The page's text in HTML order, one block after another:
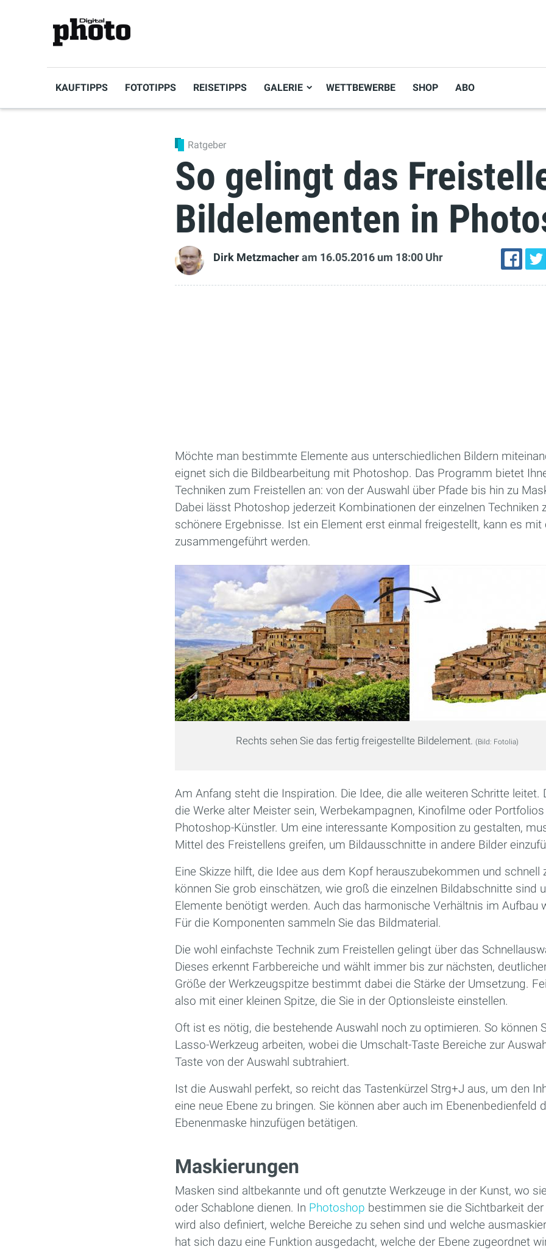
KAUFTIPPS FOTOTIPPS REISETIPPS GALERIE WETTBEWERBE SHOP ABO
Ratgeber
So gelingt das
Bildelementen in
Dirk Metzmacher am 16.05.2016 um 18:00 Uhr
Möchte man bestimmte Elemente aus unterschiedlichen Bildern
eignet sich die Bildbearbeitung mit Photoshop. Das Programm bietet
Techniken zum Freistellen an: von der Auswahl über Pfade bis hin zu
Dabei lässt Photoshop jederzeit Kombinationen der einzelnen Techniken
schönere Ergebnisse. Ist ein Element erst einmal freigestellt, kann es mit
zusammengeführt werden.
Rechts sehen Sie das fertig freigestellte Bildelement. (Bild: Fotolia)
Am Anfang steht die Inspiration. Die Idee, die alle weiteren Schritte leitet.
die Werke alter Meister sein, Werbekampagnen, Kinofilme oder
Photoshop-Künstler. Um eine interessante Komposition zu gestalten,
Mittel des Freistellens greifen, um Bildausschnitte in andere Bilder
Eine Skizze hilft, die Idee aus dem Kopf herauszubekommen und schnell
können Sie grob einschätzen, wie groß die einzelnen Bildabschnitte sind
Elemente benötigt werden. Auch das harmonische Verhältnis im Aufbau
Für die Komponenten sammeln Sie das Bildmaterial.
Die wohl einfachste Technik zum Freistellen gelingt über das
Dieses erkennt Farbbereiche und wählt immer bis zur nächsten,
Größe der Werkzeugspitze bestimmt dabei die Stärke der Umsetzung.
also mit einer kleinen Spitze, die Sie in der Optionsleiste einstellen.
Oft ist es nötig, die bestehende Auswahl noch zu optimieren. So können
Lasso-Werkzeug arbeiten, wobei die Umschalt-Taste Bereiche zur
Taste von der Auswahl subtrahiert.
Ist die Auswahl perfekt, so reicht das Tastenkürzel Strg+J aus, um den
eine neue Ebene zu bringen. Sie können aber auch im Ebenenbedienfeld
Ebenenmaske hinzufügen betätigen.
Maskierungen
Masken sind altbekannte und oft genutzte Werkzeuge in der Kunst, wo
oder Schablone dienen. In Photoshop bestimmen sie die Sichtbarkeit der
wird also definiert, welche Bereiche zu sehen sind und welche
hat sich dazu eine Funktion ausgedacht, welche der Ebene zugeordnet